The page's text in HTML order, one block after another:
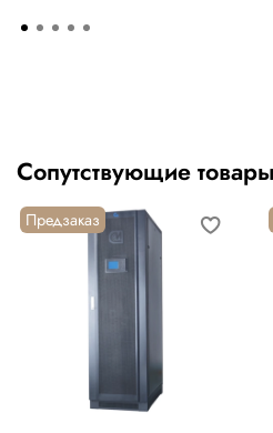
Сопутствующие товары
Предзаказ